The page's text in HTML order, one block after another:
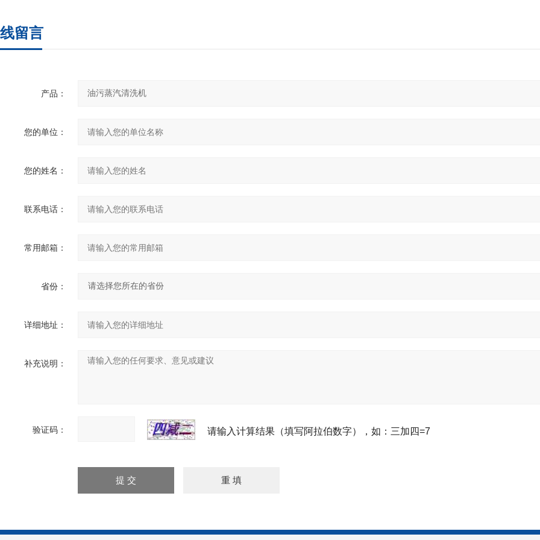
留言
产品：
您的单位：
您的姓名：
联系电话：
常用邮箱：
省份：
详细地址：
补充说明：
验证码： 请输入计算结果（填写阿拉伯数字），如：三加四=7